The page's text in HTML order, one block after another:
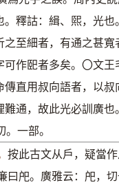
釋詁：緝、煕，光
至細者，有通之甚
作巸者多矣。〇文
直用叔向語者，以
通，故此光必訓廣
。一部。
按此古文从戶，疑當
曰戺。廣雅云：戺，